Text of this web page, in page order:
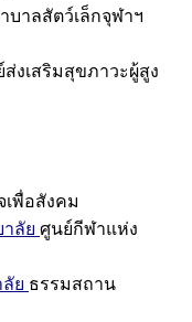
บาลสัตว์เล็กจุฬาฯ
งเสริมสุขภาวะผู้สูง
พื่อสังคม
ลัย ศูนย์กีฬาแห่ง
ย ธรรมสถาน